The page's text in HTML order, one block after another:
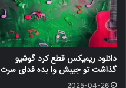
دانلود ریمیکس قطع کرد گوشیو
گذاشت تو جیبش وا بده فدای سرت
2025-04-26